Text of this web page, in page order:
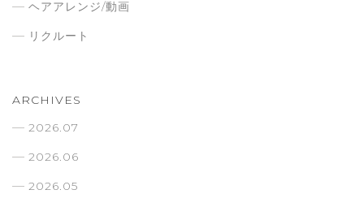
ヘアアレンジ/動画
リクルート
ARCHIVES
2026.07
2026.06
2026.05